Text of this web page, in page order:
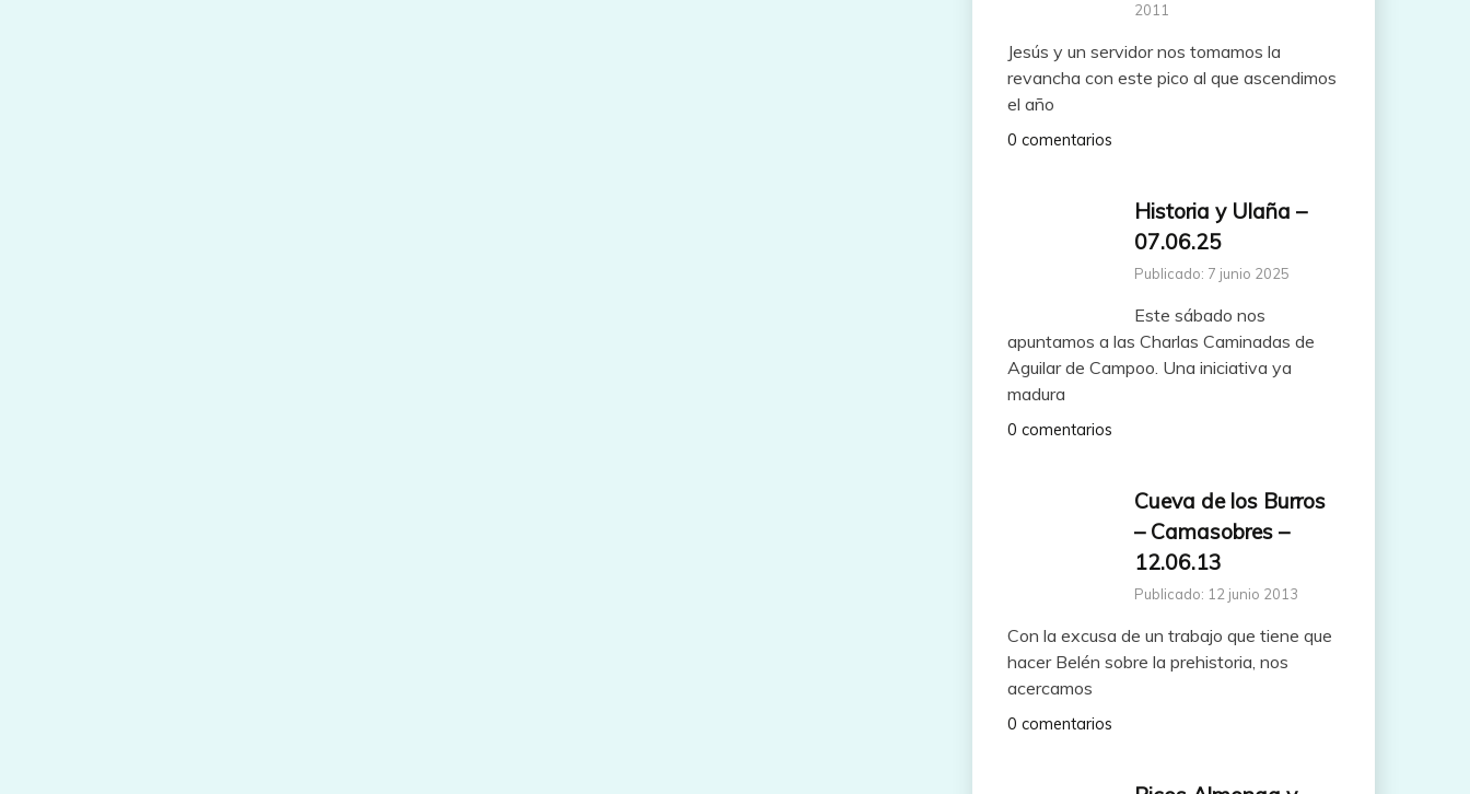
2011
Jesús y un servidor nos tomamos la
revancha con este pico al que ascendimos
el año
0 comentarios
Historia y Ulaña –
07.06.25
Publicado: 7 junio 2025
Este sábado nos
apuntamos a las Charlas Caminadas de
Aguilar de Campoo. Una iniciativa ya
madura
0 comentarios
Cueva de los Burros
– Camasobres –
12.06.13
Publicado: 12 junio 2013
Con la excusa de un trabajo que tiene que
hacer Belén sobre la prehistoria, nos
acercamos
0 comentarios